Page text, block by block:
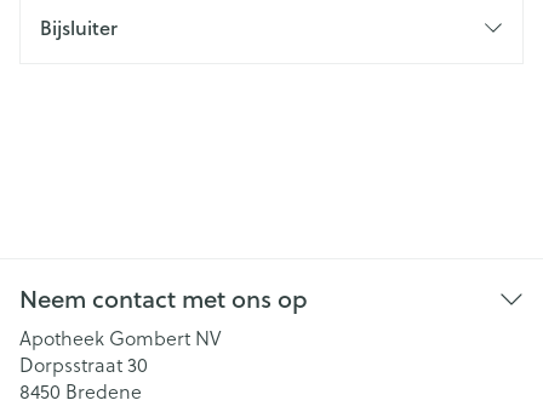
Bijsluiter
Neem contact met ons op
Apotheek Gombert NV
Dorpsstraat 30
8450 Bredene